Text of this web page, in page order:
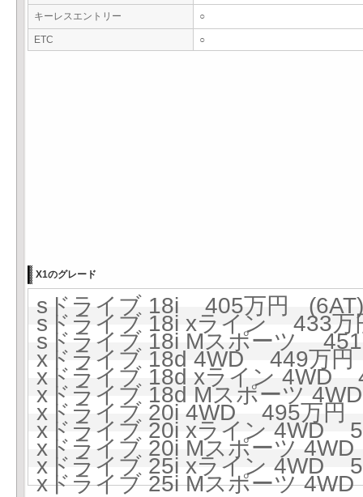
キーレスエントリー ○
ETC ○
X1のグレード
sドライブ 18i 405万円 (6AT)
sドライブ 18i xライン 433
sドライブ 18i Mスポーツ
xドライブ 18d 4WD 449万
xドライブ 18d xライン 4WD
xドライブ 18d Mスポーツ
xドライブ 20i 4WD 495万円
xドライブ 20i xライン 4WD
xドライブ 20i Mスポーツ
xドライブ 25i xライン 4WD
xドライブ 25i Mスポーツ